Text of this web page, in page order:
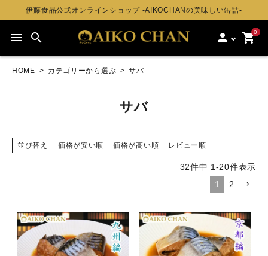
伊藤食品公式オンラインショップ -AIKOCHANの美味しい缶詰-
menu search person 0
shopping_cart
HOME カテゴリーから選ぶ サバ
サバ
並び替え 価格が安い順 価格が高い順 レビュー順
32件中 1 -20件表示
1
2